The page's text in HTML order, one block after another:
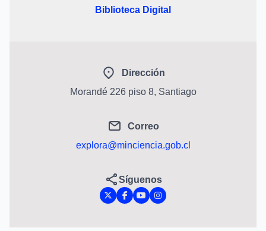
Biblioteca Digital
Dirección
Morandé 226 piso 8, Santiago
Correo
explora@minciencia.gob.cl
Síguenos